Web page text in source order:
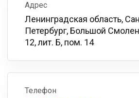
Адрес
Ленинградская область,
Петербург, Большой
12, лит. Б, пом. 14
Телефон